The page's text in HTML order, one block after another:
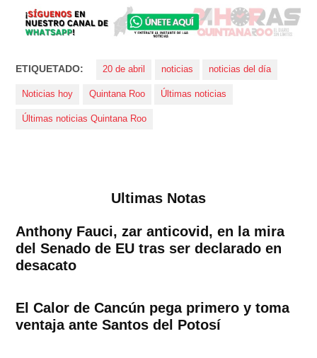
ETIQUETADO: 20 de abril noticias noticias del día
Noticias hoy Quintana Roo Últimas noticias
Últimas noticias Quintana Roo
Ultimas Notas
Anthony Fauci, zar anticovid, en la mira
del Senado de EU tras ser declarado en
desacato
El Calor de Cancún pega primero y toma
ventaja ante Santos del Potosí